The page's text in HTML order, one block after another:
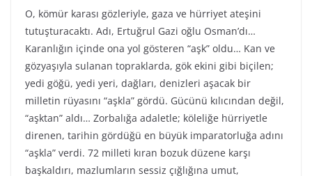
O, kömür karası gözleriyle, gaza ve hürriyet ateşini
tutuşturacaktı. Adı, Ertuğrul Gazi oğlu Osman’dı…
Karanlığın içinde ona yol gösteren “aşk” oldu… Kan ve
gözyaşıyla sulanan topraklarda, gök ekini gibi biçilen;
yedi göğü, yedi yeri, dağları, denizleri aşacak bir
milletin rüyasını “aşkla” gördü. Gücünü kılıcından değil,
“aşktan” aldı… Zorbalığa adaletle; köleliğe hürriyetle
direnen, tarihin gördüğü en büyük imparatorluğa adını
“aşkla” verdi. 72 milleti kıran bozuk düzene karşı
başkaldırı, mazlumların sessiz çığlığına umut,